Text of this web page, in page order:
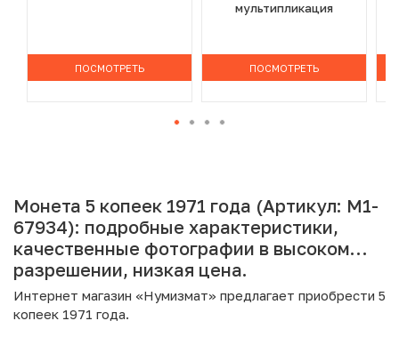
ПОСМОТРЕТЬ
мультипликация
ПОСМОТРЕТЬ
Монета 5 копеек 1971 года (Артикул: M1-
67934): подробные характеристики,
качественные фотографии в высоком
разрешении, низкая цена.
Интернет магазин «Нумизмат» предлагает приобрести 5
копеек 1971 года.